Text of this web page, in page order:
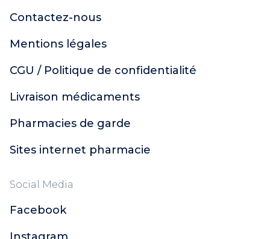
Contactez-nous
Mentions légales
CGU / Politique de confidentialité
Livraison médicaments
Pharmacies de garde
Sites internet pharmacie
Social Media
Facebook